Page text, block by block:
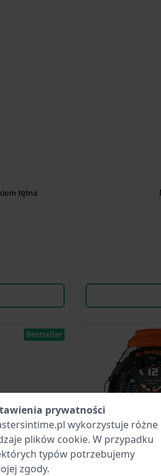
tętna
Bestseller
prywatności
wykorzystuje różne
plików cookie. W przypadku
typów potrzebujemy
zgody.